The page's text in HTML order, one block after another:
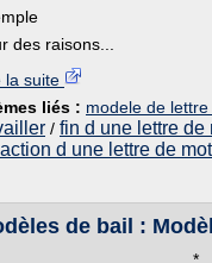
des raisons...
la suite
liés : modele de
/ fin d une lettre de
d une lettre de
de bail :